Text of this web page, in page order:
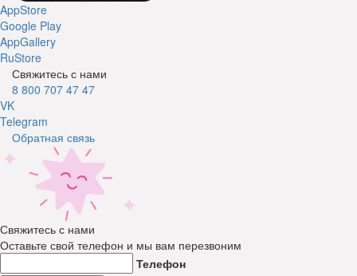
AppStore
Google Play
AppGallery
RuStore
Свяжитесь с нами
8 800 707 47 47
VK
Telegram
Обратная связь
Свяжитесь с нами
Оставьте свой телефон и мы вам перезвоним
Телефон